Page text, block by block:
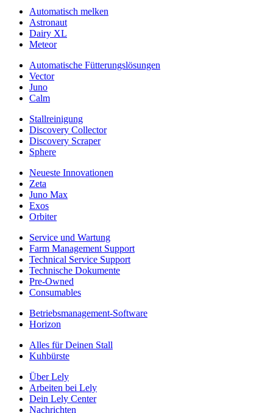
Automatisch melken
Astronaut
Dairy XL
Meteor
Automatische Fütterungslösungen
Vector
Juno
Calm
Stallreinigung
Discovery Collector
Discovery Scraper
Sphere
Neueste Innovationen
Zeta
Juno Max
Exos
Orbiter
Service und Wartung
Farm Management Support
Technical Service Support
Technische Dokumente
Pre-Owned
Consumables
Betriebsmanagement-Software
Horizon
Alles für Deinen Stall
Kuhbürste
Über Lely
Arbeiten bei Lely
Dein Lely Center
Nachrichten